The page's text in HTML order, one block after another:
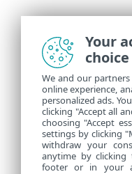
Your
choice
We and our
online experience,
personalized ads.
clicking "Accept all
choosing "Accept
settings by clicking
withdraw your
anytime by clicking
footer or in your